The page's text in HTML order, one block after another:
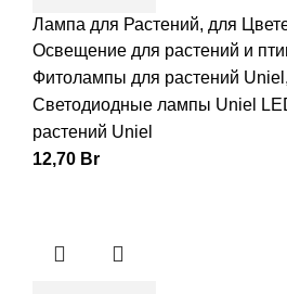
Лампа для Растений, для
Освещение для растений и
Фитолампы для растений Uniel ,
Светодиодные лампы Uniel
растений Uniel
12,70 Br